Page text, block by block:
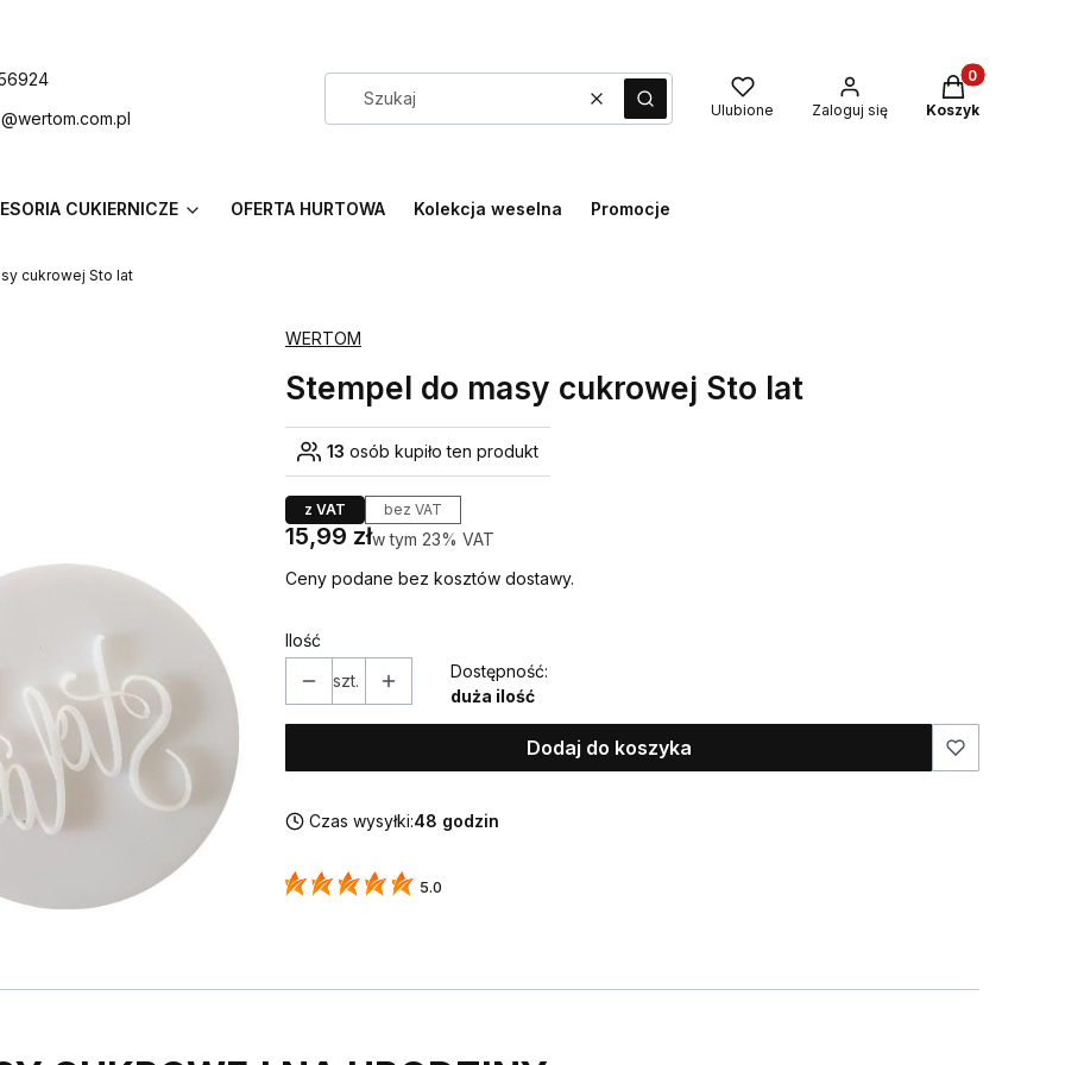
WyczyśćSzukaj Ulubione Zaloguj się
Produkty w
Koszyk
CUKIERNICZE OFERTA HURTOWA Kolekcja weselna Promocje
cukrowej Sto lat
WERTOM
Stempel do masy cukrowej Sto lat
13 osób kupiło ten produkt
z VAT bez VAT
Cena
15,99 złw tym 23% VAT
w tym 23% VAT
Ceny podane bez kosztów dostawy.
Ilość
szt.
Dostępność:
duża ilość
Dodaj do koszyka
Czas wysyłki:48 godzin
5.0